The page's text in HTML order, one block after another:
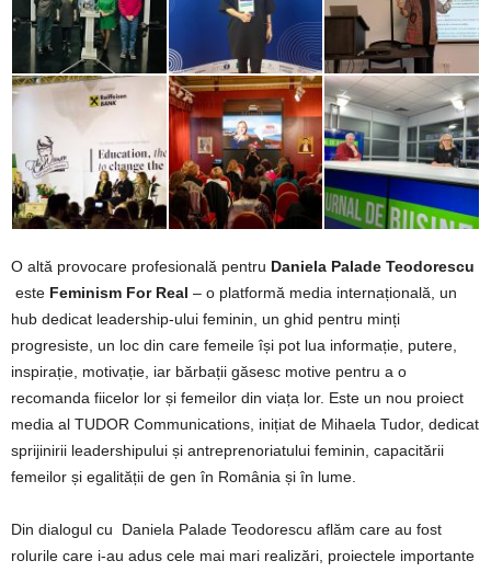
O altă provocare profesională pentru Daniela Palade Teodorescu
este Feminism For Real – o platformă media internațională, un
hub dedicat leadership-ului feminin, un ghid pentru minți
progresiste, un loc din care femeile își pot lua informație, putere,
inspirație, motivație, iar bărbații găsesc motive pentru a o
recomanda fiicelor lor și femeilor din viața lor. Este un nou proiect
media al TUDOR Communications, inițiat de Mihaela Tudor, dedicat
sprijinirii leadershipului și antreprenoriatului feminin, capacitării
femeilor și egalității de gen în România și în lume.
Din dialogul cu Daniela Palade Teodorescu aflăm care au fost
rolurile care i-au adus cele mai mari realizări, proiectele importante